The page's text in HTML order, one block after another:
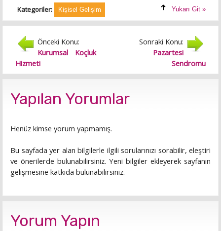
Kategoriler: Kişisel Gelişim Yukarı Git »
Önceki Konu:
Kurumsal Koçluk
Hizmeti
Sonraki Konu:
Pazartesi
Sendromu
Yapılan Yorumlar
Henüz kimse yorum yapmamış.
Bu sayfada yer alan bilgilerle ilgili sorularınızı sorabilir, eleştiri
ve önerilerde bulunabilirsiniz. Yeni bilgiler ekleyerek sayfanın
gelişmesine katkıda bulunabilirsiniz.
Yorum Yapın